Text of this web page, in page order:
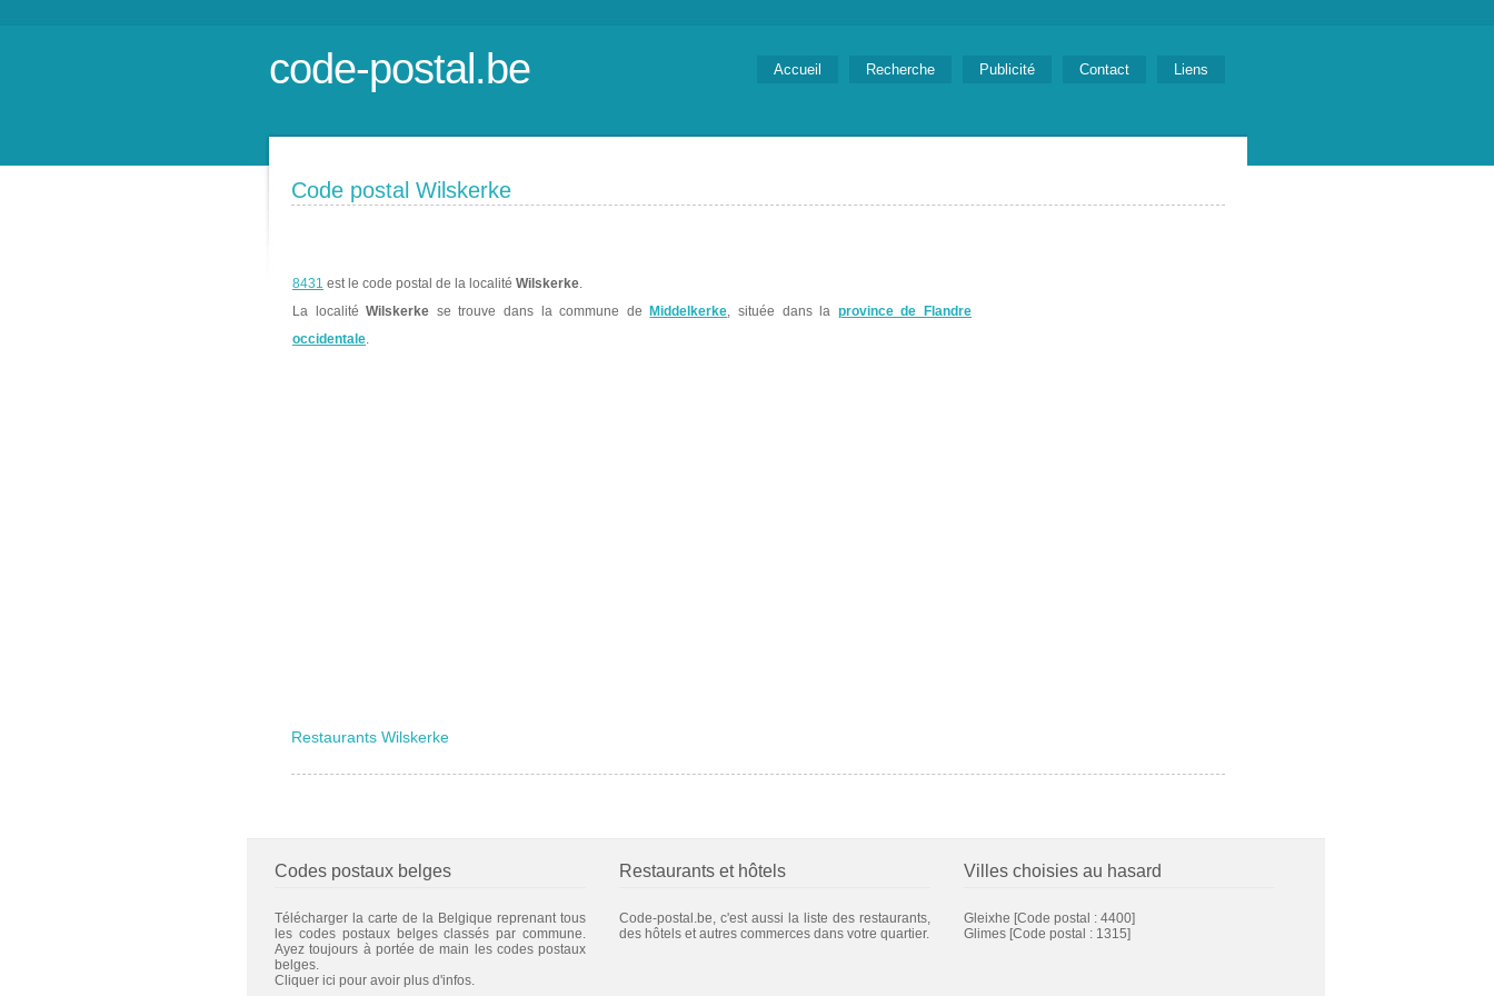
code-postal.be Accueil Recherche Publicité Contact Liens
Code postal Wilskerke
8431 est le code postal de la localité Wilskerke.
La localitéWilskerke se trouve dans la commune de Middelkerke, située dans la province de Flandre
occidentale.
Restaurants Wilskerke
Codes postaux belges
Télécharger la carte de la Belgique reprenant tous
les codes postaux belges classés par commune.
Ayez toujours à portée de main les codes postaux
belges.
Cliquer ici pour avoir plus d'infos.
Restaurants et hôtels
Code-postal.be, c'est aussi la liste des restaurants,
des hôtels et autres commerces dans votre quartier.
Villes choisies au hasard
Gleixhe [Code postal : 4400]
Glimes [Code postal : 1315]